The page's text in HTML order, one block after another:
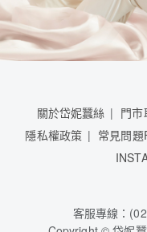
關於岱妮蠶絲 門市
隱私權政策
常見問題
客服專線：